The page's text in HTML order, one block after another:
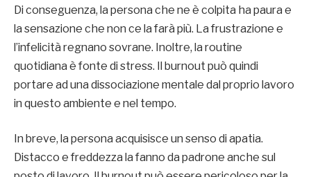
Di conseguenza, la persona che ne è colpita ha paura e
la sensazione che non ce la farà più. La frustrazione e
l’infelicità regnano sovrane. Inoltre, la routine
quotidiana è fonte di stress. Il burnout può quindi
portare ad una dissociazione mentale dal proprio lavoro
in questo ambiente e nel tempo.
In breve, la persona acquisisce un senso di apatia.
Distacco e freddezza la fanno da padrone anche sul